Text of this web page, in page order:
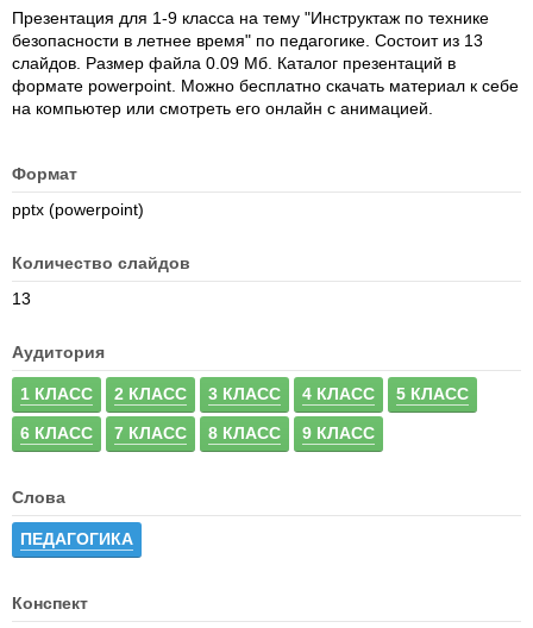
Презентация для 1-9 класса на тему "Инструктаж по технике
безопасности в летнее время" по педагогике. Состоит из 13
слайдов. Размер файла 0.09 Мб. Каталог презентаций в
формате powerpoint. Можно бесплатно скачать материал к себе
на компьютер или смотреть его онлайн с анимацией.
Формат
pptx (powerpoint)
Количество слайдов
13
Аудитория
1 КЛАСС 2 КЛАСС 3 КЛАСС 4 КЛАСС 5 КЛАСС
6 КЛАСС 7 КЛАСС 8 КЛАСС 9 КЛАСС
Слова
ПЕДАГОГИКА
Конспект